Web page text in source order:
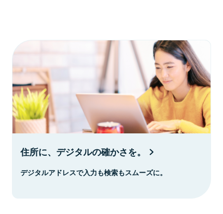
住所に、デジタルの確かさを。
デジタルアドレスで入力も検索もスムーズに。